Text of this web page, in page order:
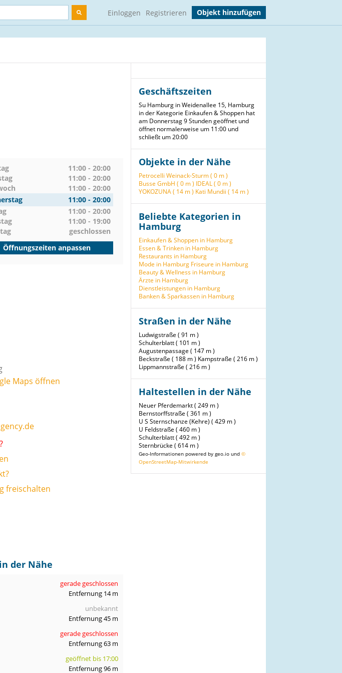
Einloggen Registrieren Objekt hinzufügen
11:00 - 20:00
11:00 - 20:00
11:00 - 20:00
11:00 - 20:00
11:00 - 20:00
11:00 - 19:00
geschlossen
Öffnungszeiten anpassen
Maps öffnen
freischalten
der Nähe
gerade geschlossen
Entfernung 14 m
unbekannt
Entfernung 45 m
gerade geschlossen
Entfernung 63 m
geöffnet bis 17:00
Entfernung 96 m
Geschäftszeiten
Su Hamburg in Weidenallee 15, Hamburg
in der Kategorie Einkaufen & Shoppen hat
am Donnerstag 9 Stunden geöffnet und
öffnet normalerweise um 11:00 und
schließt um 20:00
Objekte in der Nähe
Petrocelli Weinack-Sturm ( 0 m )
Busse GmbH ( 0 m ) IDEAL ( 0 m )
YOKOZUNA ( 14 m ) Kati Mundii ( 14 m )
Beliebte Kategorien in
Hamburg
Einkaufen & Shoppen in Hamburg
Essen & Trinken in Hamburg
Restaurants in Hamburg
Mode in Hamburg Friseure in Hamburg
Beauty & Wellness in Hamburg
Ärzte in Hamburg
Dienstleistungen in Hamburg
Banken & Sparkassen in Hamburg
Straßen in der Nähe
Ludwigstraße ( 91 m )
Schulterblatt ( 101 m )
Augustenpassage ( 147 m )
Beckstraße ( 188 m ) Kampstraße ( 216 m )
Lippmannstraße ( 216 m )
Haltestellen in der Nähe
Neuer Pferdemarkt ( 249 m )
Bernstorffstraße ( 361 m )
U S Sternschanze (Kehre) ( 429 m )
U Feldstraße ( 460 m )
Schulterblatt ( 492 m )
Sternbrücke ( 614 m )
Geo-Informationen powered by geo.io und ©
OpenStreetMap-Mitwirkende